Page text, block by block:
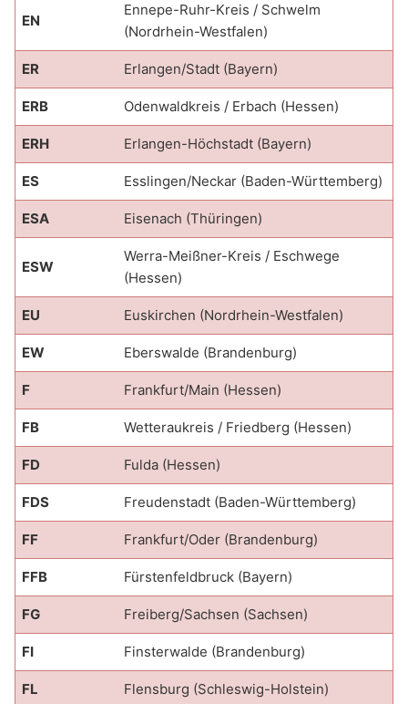
EN
Ennepe-Ruhr-Kreis / Schwelm
(Nordrhein-Westfalen)
ER Erlangen/Stadt (Bayern)
ERB Odenwaldkreis / Erbach (Hessen)
ERH Erlangen-Höchstadt (Bayern)
ES Esslingen/Neckar (Baden-Württemberg)
ESA Eisenach (Thüringen)
ESW
Werra-Meißner-Kreis / Eschwege
(Hessen)
EU Euskirchen (Nordrhein-Westfalen)
EW Eberswalde (Brandenburg)
F Frankfurt/Main (Hessen)
FB Wetteraukreis / Friedberg (Hessen)
FD Fulda (Hessen)
FDS Freudenstadt (Baden-Württemberg)
FF Frankfurt/Oder (Brandenburg)
FFB Fürstenfeldbruck (Bayern)
FG Freiberg/Sachsen (Sachsen)
FI Finsterwalde (Brandenburg)
FL Flensburg (Schleswig-Holstein)